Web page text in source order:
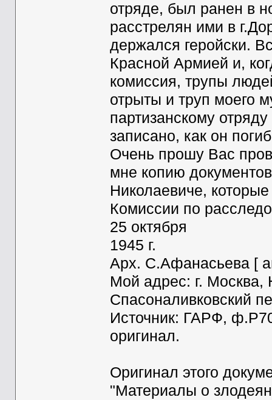
отряде, был ранен в
расстрелян ими в
держался геройски.
Красной Армией и,
комиссия, трупы
отрыты и труп моего
партизанскому
записано, как он
Очень прошу Вас
мне копию
Николаевиче,
Комиссии по
25 октября
1945 г.
Арх. С.Афанасьева [
Мой адрес: г. Москва,
Спасоналивковский
Источник: ГАРФ,
оригинал.
Оригинал этого
"Материалы о